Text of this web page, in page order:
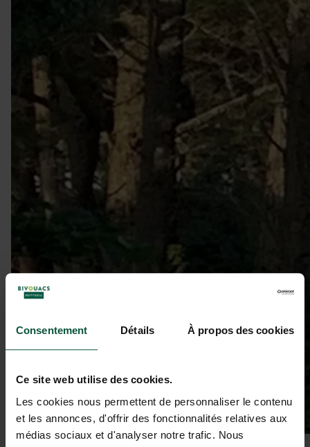
Consentement Détails À propos des cookies
Ce site web utilise des cookies.
Les cookies nous permettent de personnaliser le contenu
et les annonces, d'offrir des fonctionnalités relatives aux
médias sociaux et d'analyser notre trafic. Nous